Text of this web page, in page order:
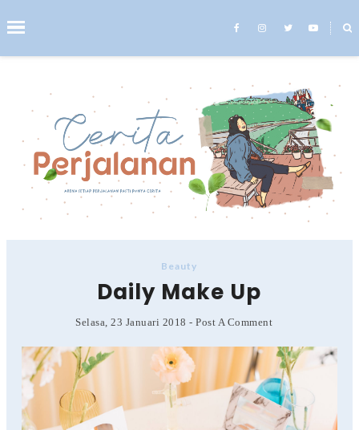
˟
Beauty
Daily Make Up
Selasa, 23 Januari 2018-Post A Comment